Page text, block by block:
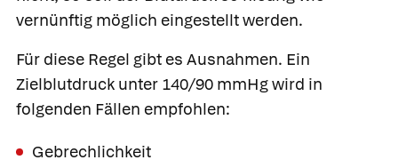
vernünftig möglich eingestellt werden.
Für diese Regel gibt es Ausnahmen. Ein
Zielblutdruck unter 140/90 mmHg wird in
folgenden Fällen empfohlen:
Gebrechlichkeit